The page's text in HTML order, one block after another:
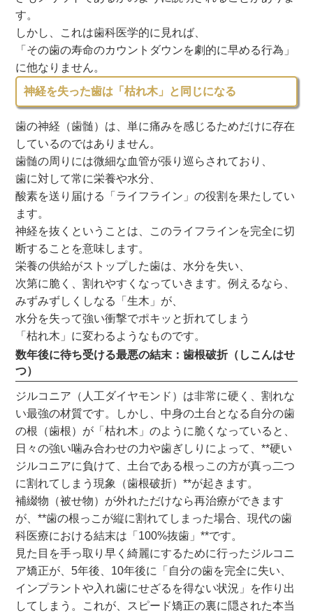
す。
しかし、これは歯科医学的に見れば、
「その歯の寿命のカウントダウンを劇的に早める行為」
に他なりません。
神経を失った歯は「枯れ木」と同じになる
歯の神経（歯髄）は、単に痛みを感じるためだけに存在
しているのではありません。
歯髄の周りには微細な血管が張り巡らされており、
歯に対して常に栄養や水分、
酸素を送り届ける「ライフライン」の役割を果たしてい
ます。
神経を抜くということは、このライフラインを完全に切
断することを意味します。
栄養の供給がストップした歯は、水分を失い、
次第に脆く、割れやすくなっていきます。例えるなら、
みずみずしくしなる「生木」が、
水分を失って強い衝撃でポキッと折れてしまう
「枯れ木」に変わるようなものです。
数年後に待ち受ける最悪の結末：歯根破折（しこんはせ
つ）
ジルコニア（人工ダイヤモンド）は非常に硬く、割れな
い最強の材質です。しかし、中身の土台となる自分の歯
の根（歯根）が「枯れ木」のように脆くなっていると、
日々の強い噛み合わせの力や歯ぎしりによって、**硬い
ジルコニアに負けて、土台である根っこの方が真っ二つ
に割れてしまう現象（歯根破折）**が起きます。
補綴物（被せ物）が外れただけなら再治療ができます
が、**歯の根っこが縦に割れてしまった場合、現代の歯
科医療における結末は「100%抜歯」**です。
見た目を手っ取り早く綺麗にするために行ったジルコニ
ア矯正が、5年後、10年後に「自分の歯を完全に失い、
インプラントや入れ歯にせざるを得ない状況」を作り出
してしまう。これが、スピード矯正の裏に隠された本当